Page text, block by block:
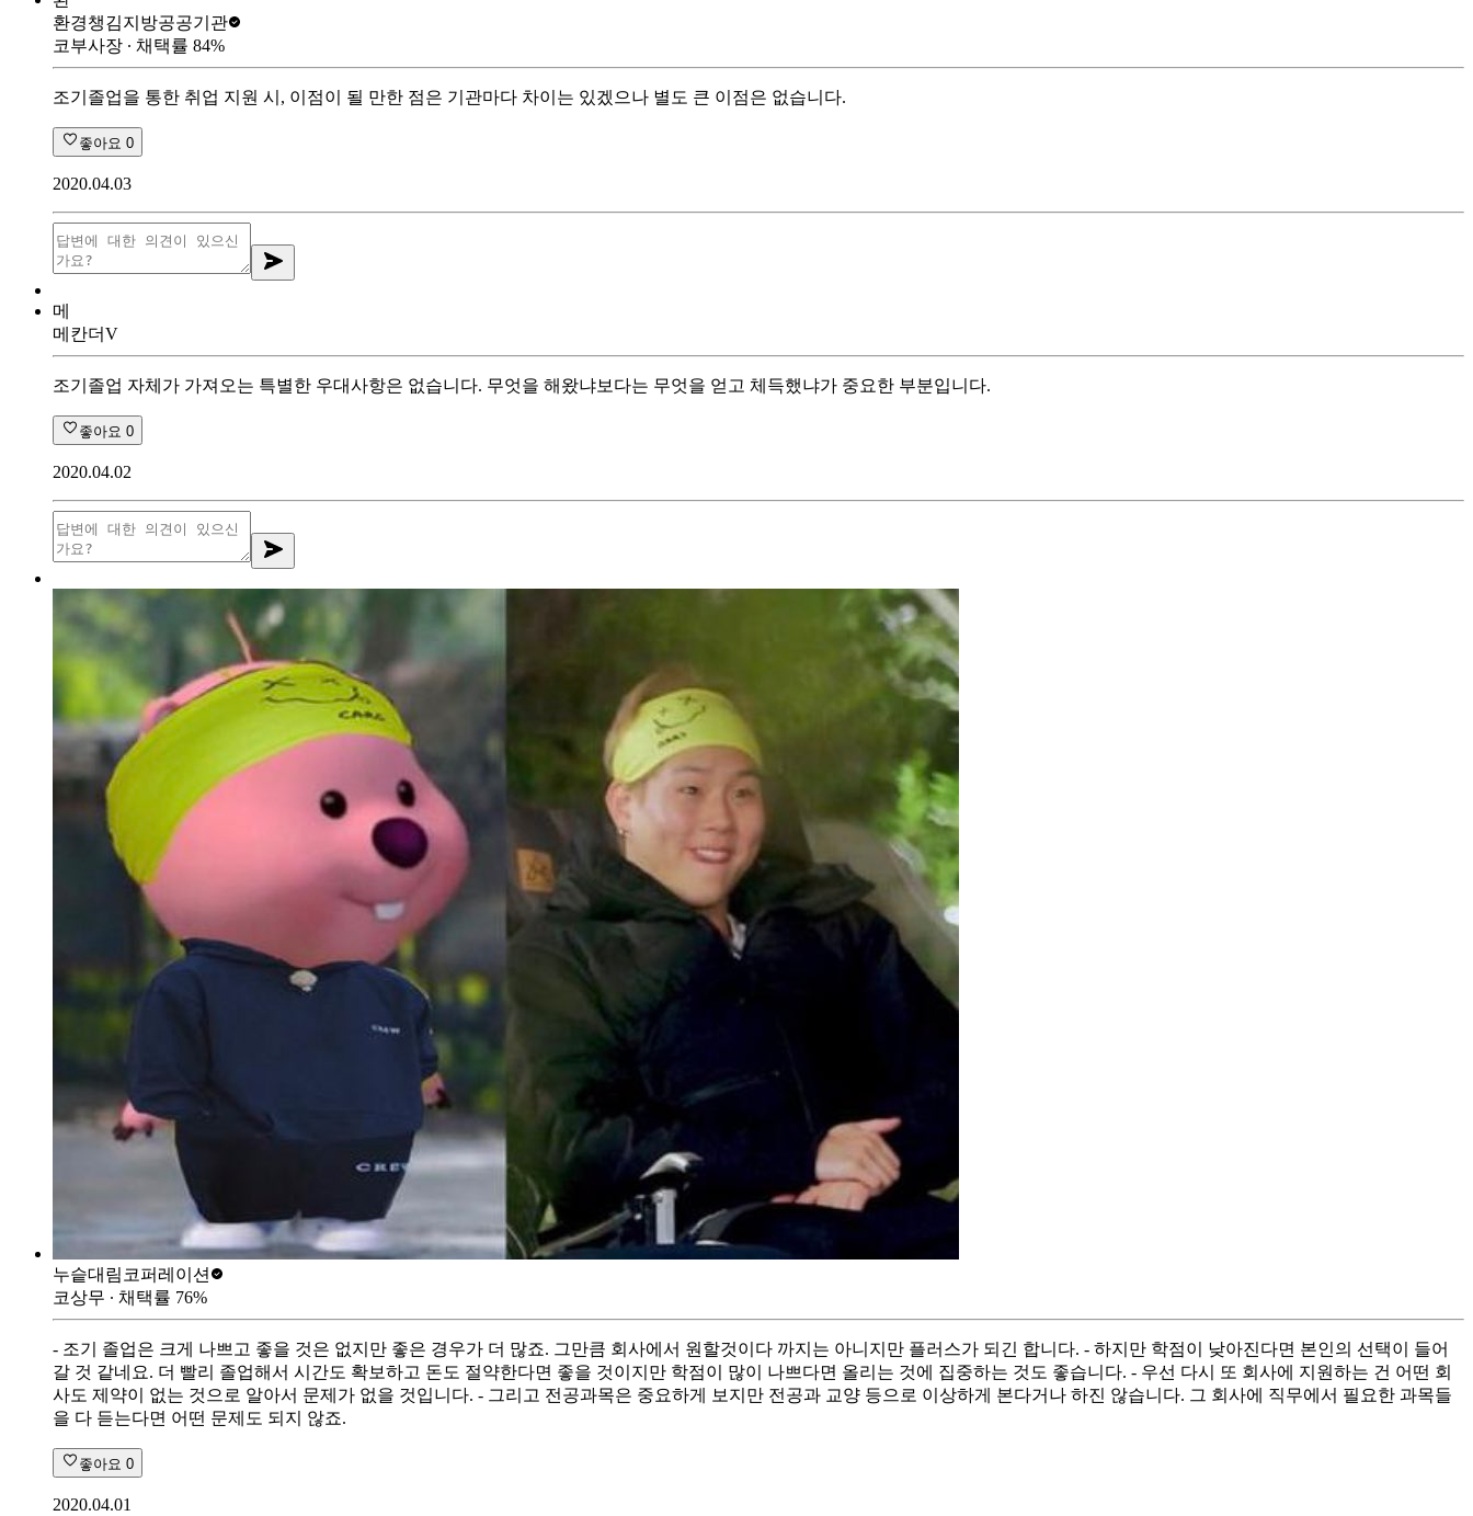
환경챙김지방공공기관
코부사장 ∙ 채택률 84%
조기졸업을 통한 취업 지원 시, 이점이 될 만한 점은 기관마다 차이는 있겠으나 별도 큰 이점은 없습니다.
좋아요 0
2020.04.03
메
메칸더V
조기졸업 자체가 가져오는 특별한 우대사항은 없습니다. 무엇을 해왔냐보다는 무엇을 얻고 체득했냐가 중요한 부분입니다.
좋아요 0
2020.04.02
누슽대림코퍼레이션
코상무 ∙ 채택률 76%
- 조기 졸업은 크게 나쁘고 좋을 것은 없지만 좋은 경우가 더 많죠. 그만큼 회사에서 원할것이다 까지는 아니지만 플러스가 되긴 합니다. - 하지만 학점이 낮아진다면 본인의 선택이 들어
갈 것 같네요. 더 빨리 졸업해서 시간도 확보하고 돈도 절약한다면 좋을 것이지만 학점이 많이 나쁘다면 올리는 것에 집중하는 것도 좋습니다. - 우선 다시 또 회사에 지원하는 건 어떤 회
사도 제약이 없는 것으로 알아서 문제가 없을 것입니다. - 그리고 전공과목은 중요하게 보지만 전공과 교양 등으로 이상하게 본다거나 하진 않습니다. 그 회사에 직무에서 필요한 과목들
을 다 듣는다면 어떤 문제도 되지 않죠.
좋아요 0
2020.04.01